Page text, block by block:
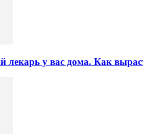
лекарь у вас дома. Как